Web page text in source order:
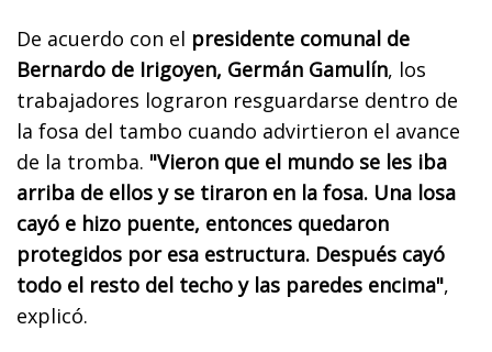
De acuerdo con el presidente comunal de
Bernardo de Irigoyen, Germán Gamulín, los
trabajadores lograron resguardarse dentro de
la fosa del tambo cuando advirtieron el avance
de la tromba. "Vieron que el mundo se les iba
arriba de ellos y se tiraron en la fosa. Una losa
cayó e hizo puente, entonces quedaron
protegidos por esa estructura. Después cayó
todo el resto del techo y las paredes encima",
explicó.